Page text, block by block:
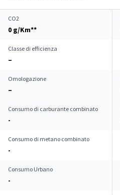
CO2
0 g/Km**
Classe di efficienza
–
Omologazione
–
Consumo di carburante combinato
-
Consumo di metano combinato
-
Consumo Urbano
-